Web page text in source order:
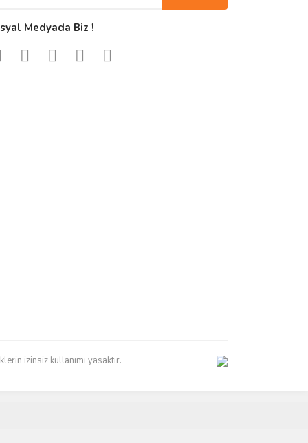
Medyada Biz !
izinsiz kullanımı yasaktır.